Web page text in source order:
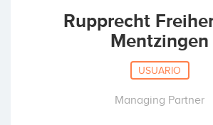
Rupprecht
Mentzingen
USUARIO
Managing Partner